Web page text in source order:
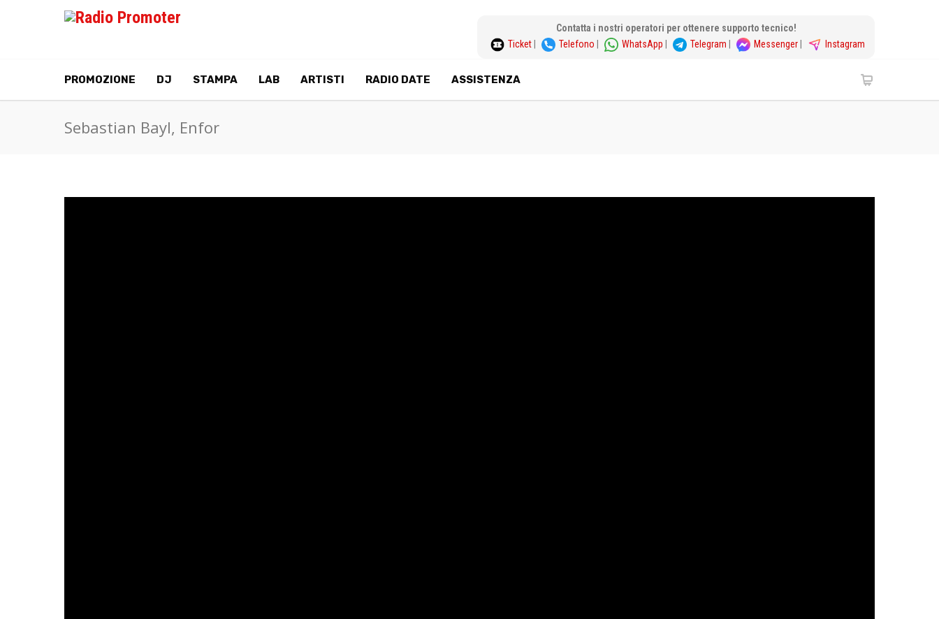
Contatta i nostri operatori per ottenere supporto tecnico!
Ticket
Telefono WhatsApp Telegram Messenger Instagram
PROMOZIONE DJ STAMPA LAB ARTISTI RADIO DATE ASSISTENZA
Sebastian Bayl, Enfor